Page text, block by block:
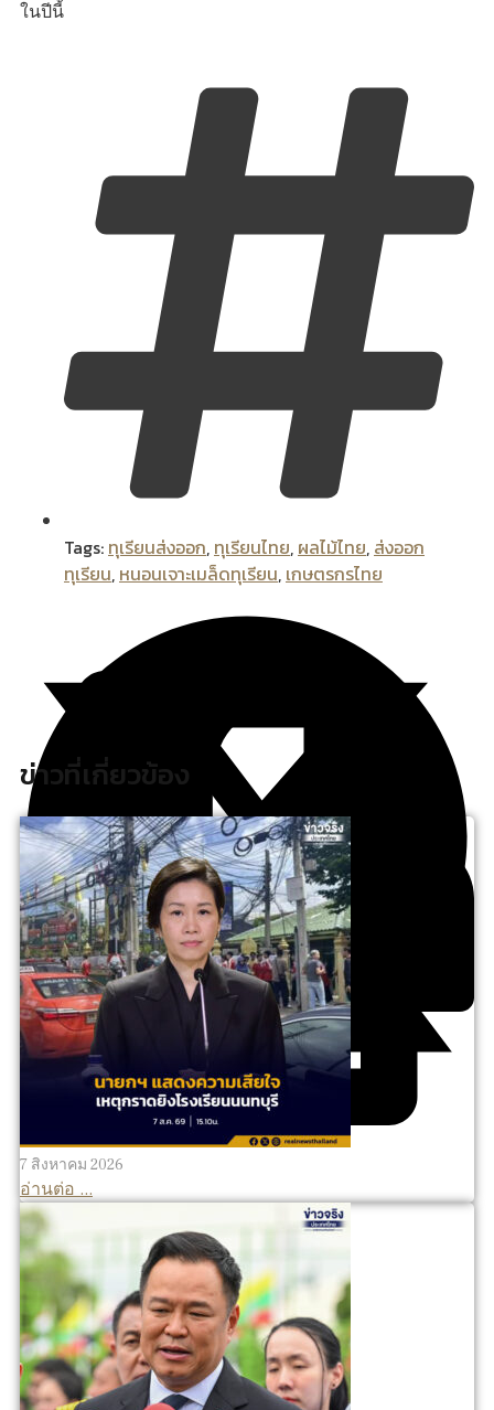
ในปีนี้
Tags: ทุเรียนส่งออก, ทุเรียนไทย, ผลไม้ไทย, ส่งออก
ทุเรียน, หนอนเจาะเมล็ดทุเรียน, เกษตรกรไทย
ข่าวที่เกี่ยวข้อง
7 สิงหาคม 2026
อ่านต่อ ...